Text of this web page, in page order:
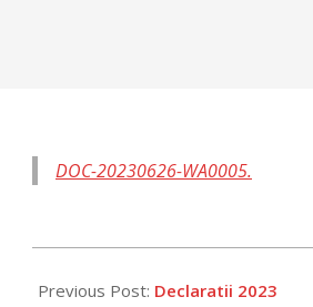
DOC-20230626-WA0005.
06-
Previous Post: Declaratii 2023